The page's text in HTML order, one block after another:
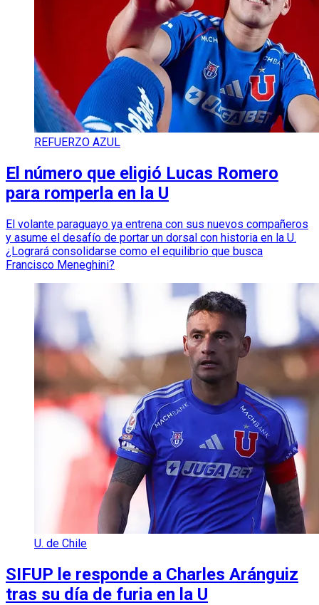
REFUERZO AZUL
El número que eligió Lucas Romero
para romperla en la U
El volante paraguayo ya entrena con sus nuevos compañeros
y asume el desafío de portar un dorsal con historia en la U.
¿Logrará consolidarse como el equilibrio que busca
Francisco Meneghini?
U. de Chile
SIFUP le responde a Charles Aránguiz
tras su día de furia en la U